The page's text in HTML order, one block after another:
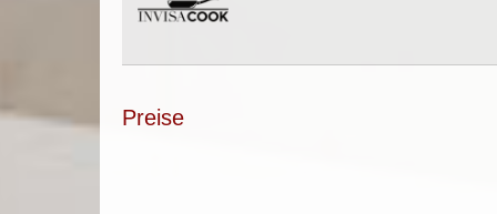
Preise